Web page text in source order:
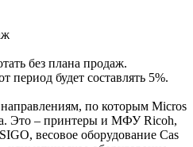
без плана продаж.
период будет составлять 5%.
по которым Micros
Это – принтеры и МФУ Ricoh,
весовое оборудование Cas